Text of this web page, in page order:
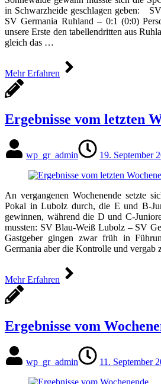
in Schwarzheide geschlagen geben:
SV Germania Ruhland – 0:1 (0:0)
unsere Erste den tabellendritten aus
gleich das …
Mehr Erfahren
Ergebnisse vom letzten
wp_gr_admin 19. September
An vergangenen Wochenende setzte
Pokal in Lubolz durch, die E und B-
gewinnen, während die D und C-
mussten: SV Blau-Weiß Lubolz – SV
Gastgeber gingen zwar früh in
Germania aber die Kontrolle und vergab
Mehr Erfahren
Ergebnisse vom
wp_gr_admin 11. September